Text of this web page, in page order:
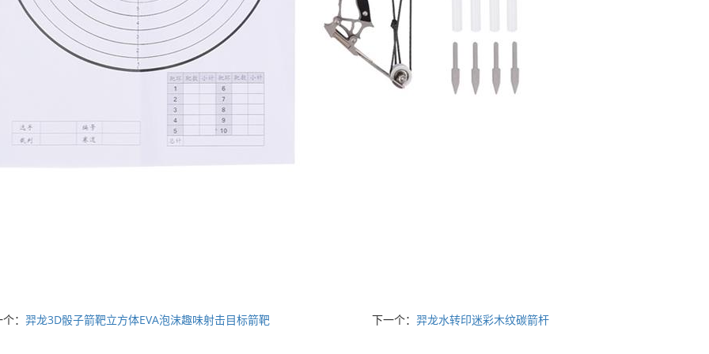
： 羿龙3D骰子箭靶立方体EVA泡沫趣味射击目标箭靶 下一个：羿龙水转印迷彩木纹碳箭杆